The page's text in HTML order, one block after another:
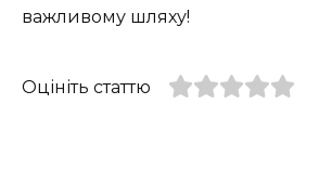
важливому шляху!
Оцініть статтю